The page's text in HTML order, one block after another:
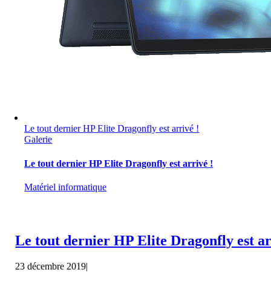
Le tout dernier HP Elite Dragonfly est arrivé !
Galerie
Le tout dernier HP Elite Dragonfly est arrivé !
Matériel informatique
Le tout dernier HP Elite Dragonfly est
23 décembre 2019|